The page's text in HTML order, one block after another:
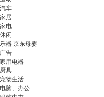
汽车
家居
家电
休闲
乐器 京东母婴
广告
家用电器
厨具
宠物生活
电脑、办公